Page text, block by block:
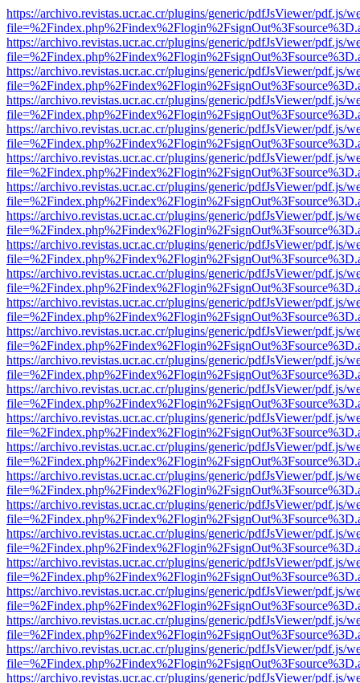
https://archivo.revistas.ucr.ac.cr/plugins/generic/pdfJsViewer/pdf.js/
https://archivo.revistas.ucr.ac.cr/plugins/generic/pdfJsViewer/pdf.js/
https://archivo.revistas.ucr.ac.cr/plugins/generic/pdfJsViewer/pdf.js/
https://archivo.revistas.ucr.ac.cr/plugins/generic/pdfJsViewer/pdf.js/
https://archivo.revistas.ucr.ac.cr/plugins/generic/pdfJsViewer/pdf.js/
https://archivo.revistas.ucr.ac.cr/plugins/generic/pdfJsViewer/pdf.js/
https://archivo.revistas.ucr.ac.cr/plugins/generic/pdfJsViewer/pdf.js/
https://archivo.revistas.ucr.ac.cr/plugins/generic/pdfJsViewer/pdf.js/
https://archivo.revistas.ucr.ac.cr/plugins/generic/pdfJsViewer/pdf.js/
https://archivo.revistas.ucr.ac.cr/plugins/generic/pdfJsViewer/pdf.js/
https://archivo.revistas.ucr.ac.cr/plugins/generic/pdfJsViewer/pdf.js/
https://archivo.revistas.ucr.ac.cr/plugins/generic/pdfJsViewer/pdf.js/
https://archivo.revistas.ucr.ac.cr/plugins/generic/pdfJsViewer/pdf.js/
https://archivo.revistas.ucr.ac.cr/plugins/generic/pdfJsViewer/pdf.js/
https://archivo.revistas.ucr.ac.cr/plugins/generic/pdfJsViewer/pdf.js/
https://archivo.revistas.ucr.ac.cr/plugins/generic/pdfJsViewer/pdf.js/
https://archivo.revistas.ucr.ac.cr/plugins/generic/pdfJsViewer/pdf.js/
https://archivo.revistas.ucr.ac.cr/plugins/generic/pdfJsViewer/pdf.js/
https://archivo.revistas.ucr.ac.cr/plugins/generic/pdfJsViewer/pdf.js/
https://archivo.revistas.ucr.ac.cr/plugins/generic/pdfJsViewer/pdf.js/
https://archivo.revistas.ucr.ac.cr/plugins/generic/pdfJsViewer/pdf.js/
https://archivo.revistas.ucr.ac.cr/plugins/generic/pdfJsViewer/pdf.js/
https://archivo.revistas.ucr.ac.cr/plugins/generic/pdfJsViewer/pdf.js/
https://archivo.revistas.ucr.ac.cr/plugins/generic/pdfJsViewer/pdf.js/